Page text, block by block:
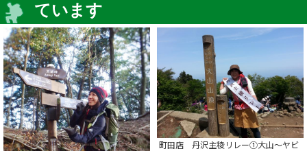
ています
町田店 丹沢主稜リレー①大山～ヤビ